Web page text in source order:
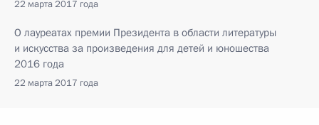
22 марта 2017 года
О лауреатах премии Президента в области литературы
и искусства за произведения для детей и юношества
2016 года
22 марта 2017 года